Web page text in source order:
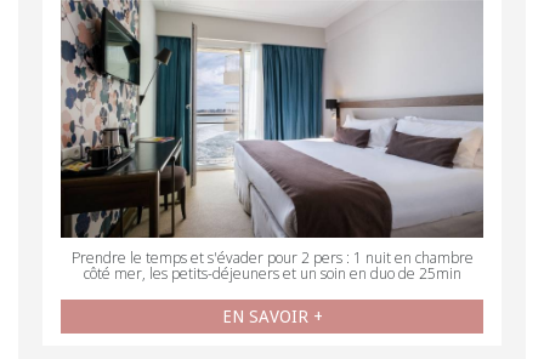
Prendre le temps et s'évader pour 2 pers : 1 nuit en chambre
côté mer, les petits-déjeuners et un soin en duo de 25min
EN SAVOIR +